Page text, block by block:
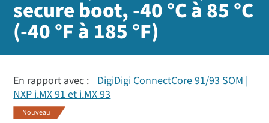
secure boot, -40 °C à 85 °C
(-40 °F à 185 °F)
En rapport avec : DigiDigi ConnectCore 91/93 SOM |
NXP i.MX 91 et i.MX 93
Nouveau